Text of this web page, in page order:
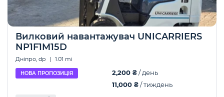
Вилковий навантажувач UNICARRIERS
NP1F1M15D
Дніпро, dp | 1.01 mi
НОВА ПРОПОЗИЦІЯ 2,200 ₴/ день
11,000 ₴/ тиждень